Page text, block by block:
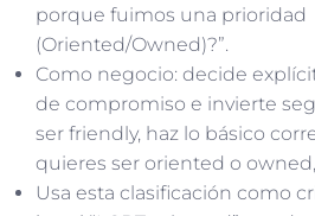
porque fuimos una prioridad
(Oriented/Owned)?”.
Como negocio: decide
de compromiso e invierte
ser friendly, haz lo básico
quieres ser oriented o owned,
Usa esta clasificación como